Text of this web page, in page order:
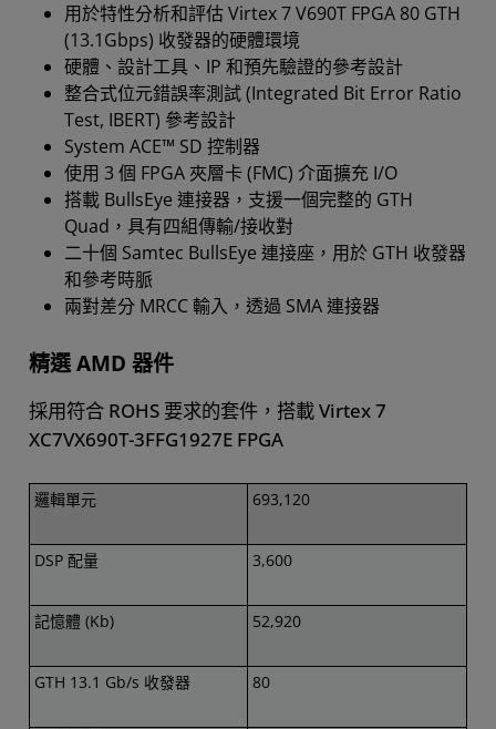
用於特性分析和評估 Virtex 7 V690T FPGA 80 GTH
(13.1Gbps) 收發器的硬體環境
硬體、設計工具、IP 和預先驗證的參考設計
整合式位元錯誤率測試 (Integrated Bit Error Ratio
Test, IBERT) 參考設計
System ACE™ SD 控制器
使用 3 個 FPGA 夾層卡 (FMC) 介面擴充 I/O
搭載 BullsEye 連接器，支援一個完整的 GTH
Quad，具有四組傳輸/接收對
二十個 Samtec BullsEye 連接座，用於 GTH 收發器
和參考時脈
兩對差分 MRCC 輸入，透過 SMA 連接器
精選 AMD 器件
採用符合 ROHS 要求的套件，搭載 Virtex 7
XC7VX690T-3FFG1927E FPGA
邏輯單元 693,120
DSP 配量 3,600
記憶體 (Kb) 52,920
GTH 13.1 Gb/s 收發器 80